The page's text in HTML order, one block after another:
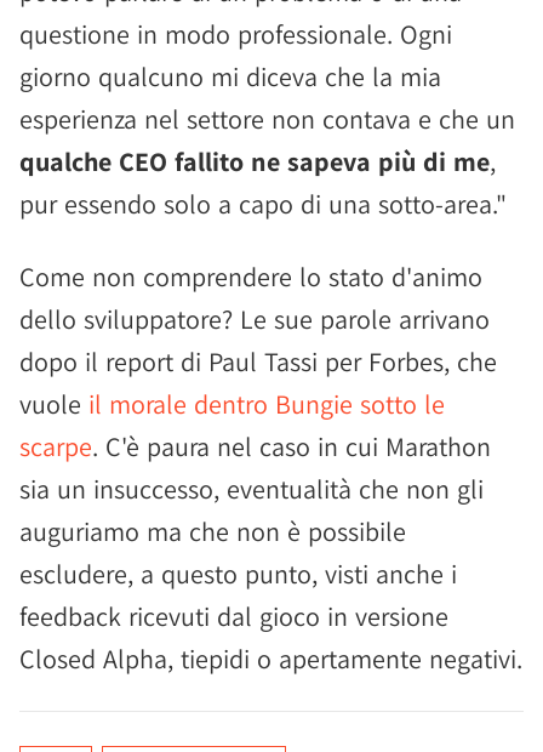
questione in modo professionale. Ogni
giorno qualcuno mi diceva che la mia
esperienza nel settore non contava e che un
qualche CEO fallito ne sapeva più di me,
pur essendo solo a capo di una sotto-area."
Come non comprendere lo stato d'animo
dello sviluppatore? Le sue parole arrivano
dopo il report di Paul Tassi per Forbes, che
vuole il morale dentro Bungie sotto le
scarpe. C'è paura nel caso in cui Marathon
sia un insuccesso, eventualità che non gli
auguriamo ma che non è possibile
escludere, a questo punto, visti anche i
feedback ricevuti dal gioco in versione
Closed Alpha, tiepidi o apertamente negativi.